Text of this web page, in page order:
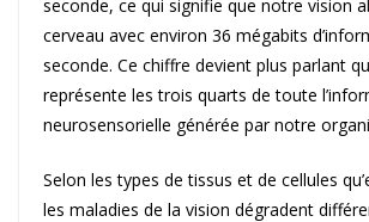
seconde, ce qui signifie que notre vision
cerveau avec environ 36 mégabits
seconde. Ce chiffre devient plus parlant
représente les trois quarts de toute
neurosensorielle générée par notre
Selon les types de tissus et de cellules
les maladies de la vision dégradent